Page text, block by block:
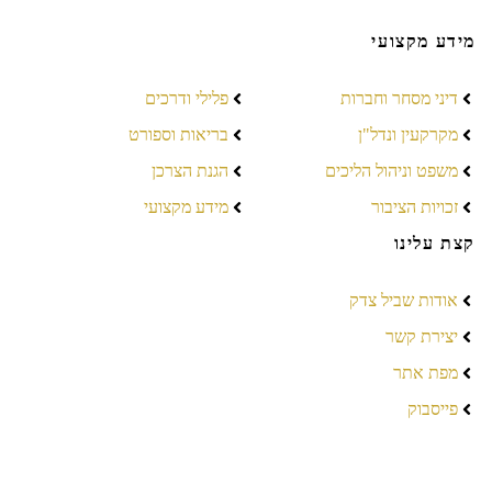
מידע מקצועי
דיני מסחר וחברות
מקרקעין ונדל"ן
משפט וניהול הליכים
זכויות הציבור
פלילי ודרכים
בריאות וספורט
הגנת הצרכן
מידע מקצועי
קצת עלינו
אודות שביל צדק
יצירת קשר
מפת אתר
פייסבוק